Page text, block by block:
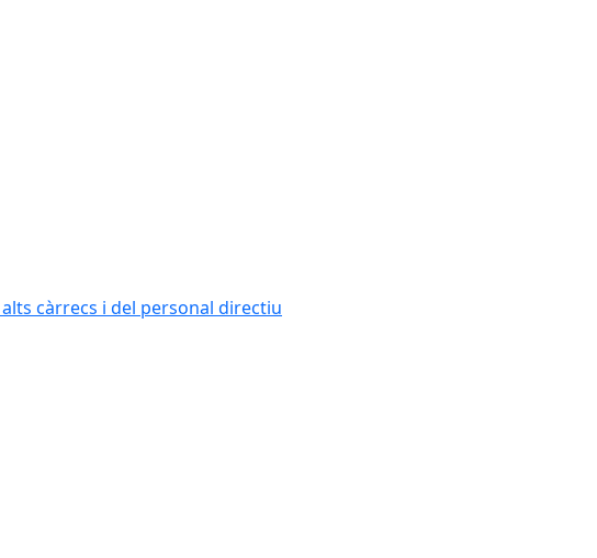
càrrecs i del personal directiu